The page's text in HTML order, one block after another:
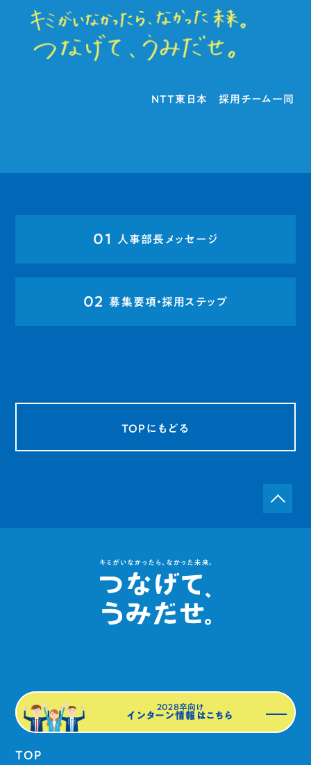
NTT東日本 採用チーム一同
01 人事部長メッセージ
02 募集要項・採用ステップ
TOPにもどる
2028卒向け
インターン情報はこちら
TOP